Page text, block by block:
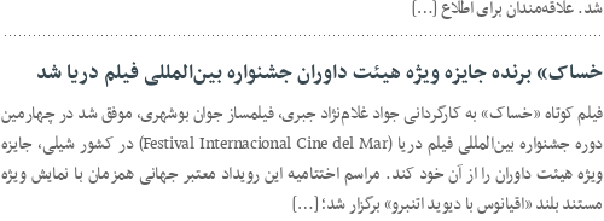
شد. علاقه‌مندان برای اطلاع […]
خساک» برنده جایزه ویژه هیئت داوران جشنواره بین‌المللی فیلم دریا شد
فیلم کوتاه «خساک» به کارگردانی جواد غلام‌نژاد جبری، فیلمساز جوان بوشهری، موفق شد در چهارمین
دوره جشنواره بین‌المللی فیلم دریا (Festival Internacional Cine del Mar) در کشور شیلی، جایزه
ویژه هیئت داوران را از آن خود کند. مراسم اختتامیه این رویداد معتبر جهانی همزمان با نمایش ویژه
مستند بلند «اقیانوس با دیوید اتنبرو» برگزار شد؛ […]